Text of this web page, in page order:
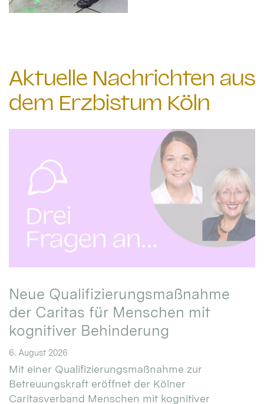
Aktuelle Nachrichten aus
dem Erzbistum Köln
Neue Qualifizierungsmaßnahme
der Caritas für Menschen mit
kognitiver Behinderung
6. August 2026
Mit einer Qualifizierungsmaßnahme zur
Betreuungskraft eröffnet der Kölner
Caritasverband Menschen mit kognitiver